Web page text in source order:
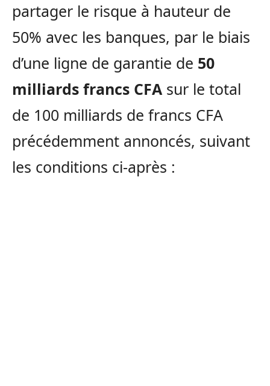
partager le risque à hauteur de
50% avec les banques, par le biais
d’une ligne de garantie de 50
milliards francs CFA sur le total
de 100 milliards de francs CFA
précédemment annoncés, suivant
les conditions ci-après :